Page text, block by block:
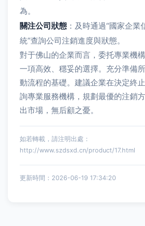
為。
關注公司狀態 ：及時通過“國家企
統”查詢公司注銷進度與狀態。
對于佛山的企業而言，委托專業機
一項高效、穩妥的選擇。充分準備
動流程的基礎。建議企業在決定終
詢專業服務機構，規劃最優的注銷
出市場，無后顧之憂。
如若轉載，請注明出處：
http://www.szdsxd.cn/product/17.html
更新時間：2026-06-19 17:34:20